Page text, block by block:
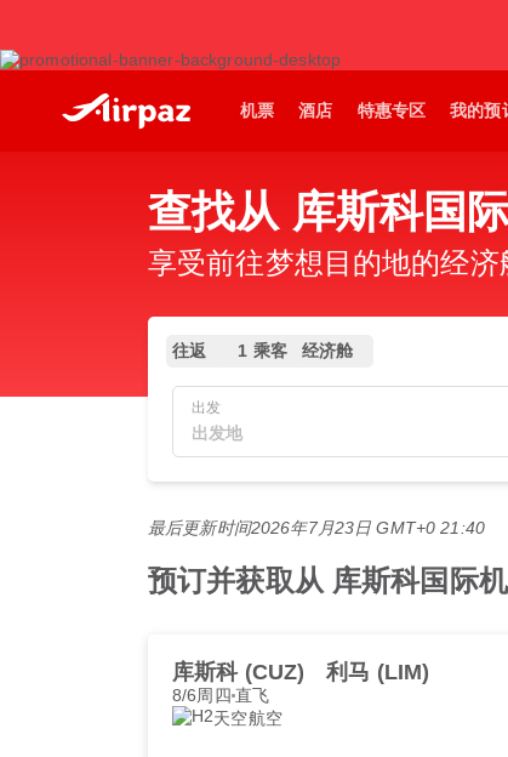
机票 酒店 特惠专区 我的预
查找从 库斯科国
享受前往梦想目的地的经济
往返 1 乘客 经济舱
出发
最后更新时间2026年7月23日 GMT+0 21:40
预订并获取从 库斯科国际
库斯科 (CUZ) 利马 (LIM)
8/6周四 直飞
天空航空